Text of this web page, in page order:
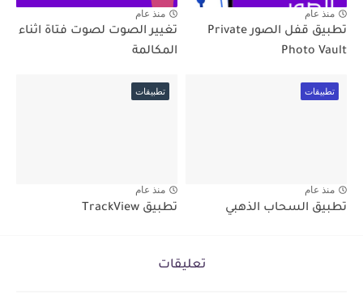
منذ عام
تطبيق قفل الصور Private
Photo Vault
منذ عام
تغيير الصوت لصوت فتاة اثناء
المكالمة
تطبيقات
منذ عام
تطبيق السحاب الذهبي
تطبيقات
منذ عام
تطبيق TrackView
تعليقات